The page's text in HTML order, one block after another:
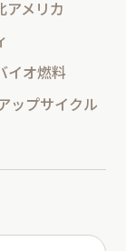
アメリカ
イオ燃料
ップサイクル